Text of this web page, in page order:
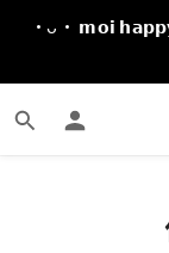
·ᴗ· 𝗺𝗼𝗶